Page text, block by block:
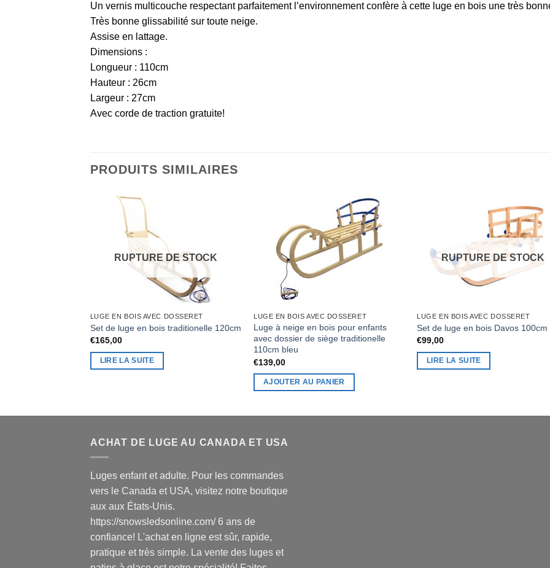
Un vernis multicouche respectant parfaitement l’environnement confère à cette luge en bois une très
Très bonne glissabilité sur toute neige.
Assise en lattage.
Dimensions :
Longueur : 110cm
Hauteur : 26cm
Largeur : 27cm
Avec corde de traction gratuite!
PRODUITS SIMILAIRES
RUPTURE DE STOCK
LUGE EN BOIS AVEC DOSSERET
Set de luge en bois traditionelle 120cm
€165,00
LIRE LA SUITE
LUGE EN BOIS AVEC DOSSERET
Luge à neige en bois pour enfants
avec dossier de siège traditionelle
110cm bleu
€139,00
AJOUTER AU PANIER
RUPTURE DE STOCK
LUGE EN BOIS AVEC DOSSERET
Set de luge en bois Davos 100cm
€99,00
LIRE LA SUITE
ACHAT DE LUGE AU CANADA ET USA
Luges enfant et adulte. Pour les commandes
vers le Canada et USA, visitez notre boutique
aux aux États-Unis.
https://snowsledsonline.com/ 6 ans de
confiance! L'achat en ligne est sûr, rapide,
pratique et très simple. La vente des luges et